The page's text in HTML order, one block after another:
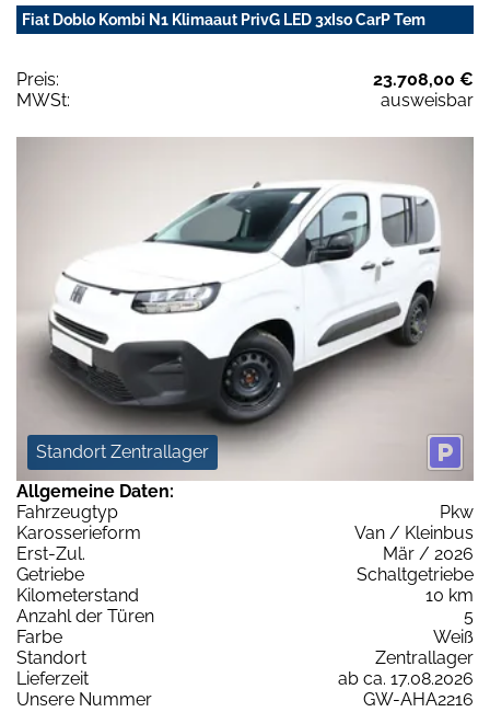
Fiat Doblo Kombi N1 Klimaaut PrivG LED 3xIso CarP Tem
Preis:
23.708,00 €
MWSt:
ausweisbar
Standort Zentrallager
Allgemeine Daten:
Fahrzeugtyp
Pkw
Karosserieform
Van / Kleinbus
Erst-Zul.
Mär / 2026
Getriebe
Schaltgetriebe
Kilometerstand
10 km
Anzahl der Türen
5
Farbe
Weiß
Standort
Zentrallager
Lieferzeit
ab ca. 17.08.2026
Unsere Nummer
GW-AHA2216